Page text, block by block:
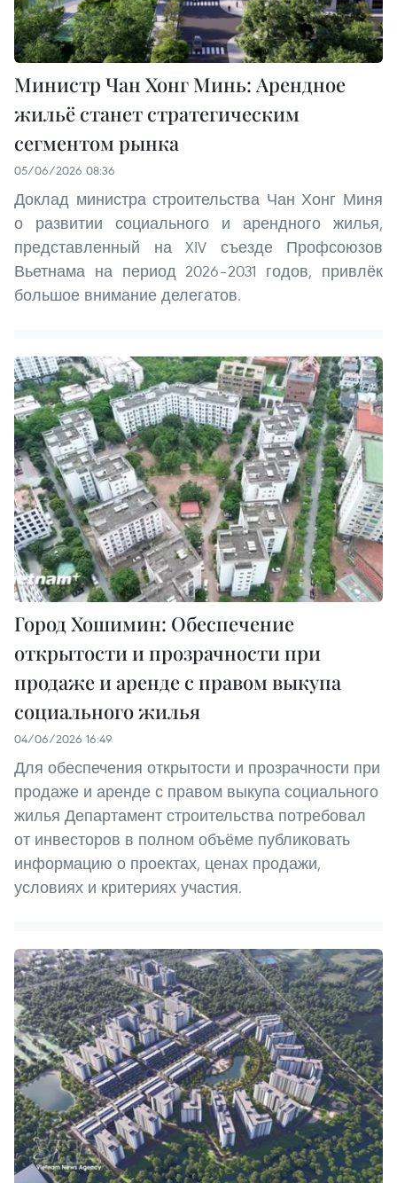
Министр Чан Хонг Минь: Арендное
жильё станет стратегическим
сегментом рынка
05/06/2026 08:36
Доклад министра строительства Чан Хонг Миня
о развитии социального и арендного жилья,
представленный на XIV съезде Профсоюзов
Вьетнама на период 2026–2031 годов, привлёк
большое внимание делегатов.
Город Хошимин: Обеспечение
открытости и прозрачности при
продаже и аренде с правом выкупа
социального жилья
04/06/2026 16:49
Для обеспечения открытости и прозрачности при
продаже и аренде с правом выкупа социального
жилья Департамент строительства потребовал
от инвесторов в полном объёме публиковать
информацию о проектах, ценах продажи,
условиях и критериях участия.